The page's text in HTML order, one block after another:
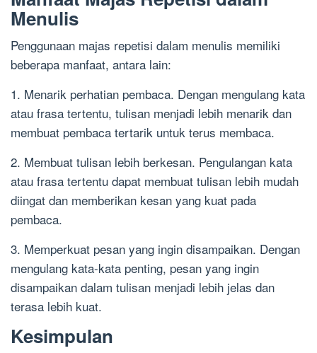
Menulis
Penggunaan majas repetisi dalam menulis memiliki
beberapa manfaat, antara lain:
1. Menarik perhatian pembaca. Dengan mengulang kata
atau frasa tertentu, tulisan menjadi lebih menarik dan
membuat pembaca tertarik untuk terus membaca.
2. Membuat tulisan lebih berkesan. Pengulangan kata
atau frasa tertentu dapat membuat tulisan lebih mudah
diingat dan memberikan kesan yang kuat pada
pembaca.
3. Memperkuat pesan yang ingin disampaikan. Dengan
mengulang kata-kata penting, pesan yang ingin
disampaikan dalam tulisan menjadi lebih jelas dan
terasa lebih kuat.
Kesimpulan